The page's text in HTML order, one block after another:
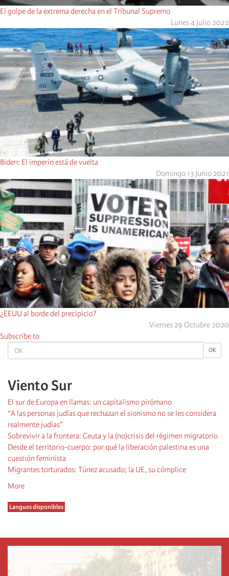
OK OK
Viento Sur
El sur de Europa en llamas: un capitalismo pirómano
“A las personas judías que rechazan el sionismo no se les considera
realmente judías”
Sobrevivir a la frontera: Ceuta y la (no)crisis del régimen migratorio
Desde el territorio-cuerpo: por qué la liberación palestina es una
cuestión feminista
Migrantes torturados: Túnez acusado; la UE, su cómplice
More
Langues disponibles
El golpe de la extrema derecha en el Tribunal Supremo
Lunes 4 Julio 2022
Biden: El imperio está de vuelta
Domingo 13 Junio 2021
¿EEUU al borde del precipicio?
Viernes 29 Octubre 2020
Subscribe to